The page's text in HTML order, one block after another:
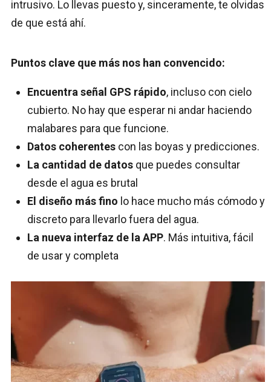
intrusivo. Lo llevas puesto y, sinceramente, te olvidas
de que está ahí.
Puntos clave que más nos han convencido:
Encuentra señal GPS rápido, incluso con cielo
cubierto. No hay que esperar ni andar haciendo
malabares para que funcione.
Datos coherentes con las boyas y predicciones.
La cantidad de datos que puedes consultar
desde el agua es brutal
El diseño más fino lo hace mucho más cómodo y
discreto para llevarlo fuera del agua.
La nueva interfaz de la APP. Más intuitiva, fácil
de usar y completa